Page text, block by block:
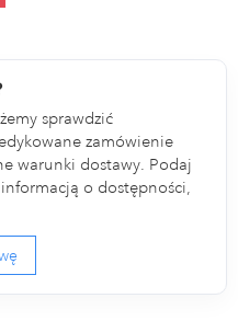
sprawdzić
zamówienie
warunki dostawy. Podaj
o dostępności,